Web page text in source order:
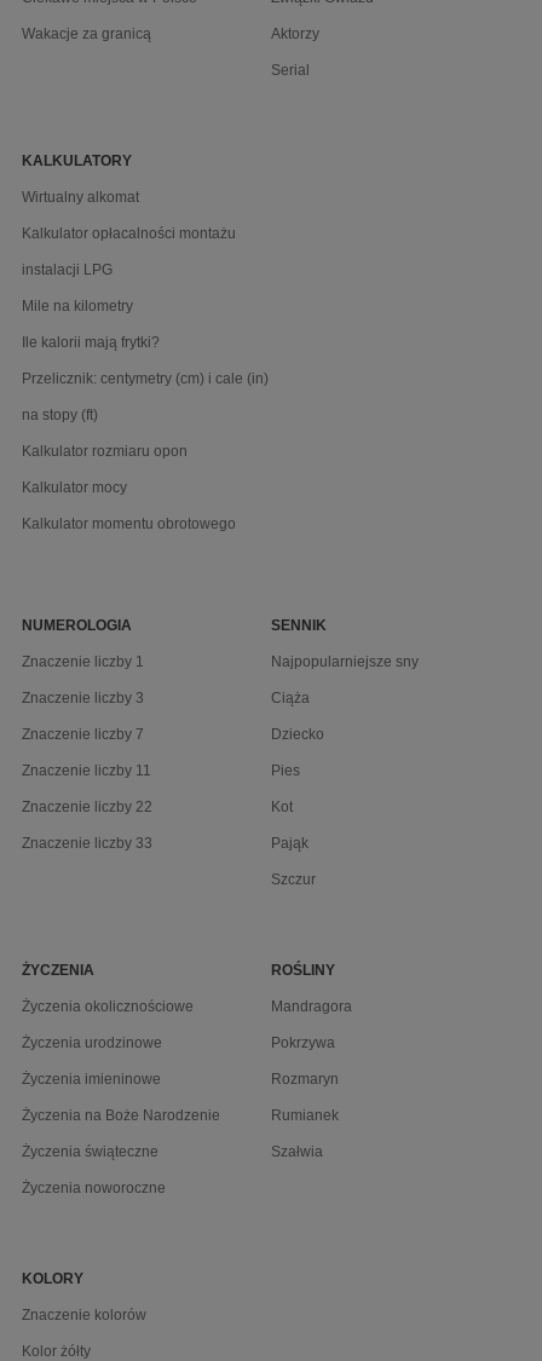
Wakacje za granicą Aktorzy
Serial
KALKULATORY
Wirtualny alkomat
Kalkulator opłacalności montażu
instalacji LPG
Mile na kilometry
Ile kalorii mają frytki?
Przelicznik: centymetry (cm) i cale (in)
na stopy (ft)
Kalkulator rozmiaru opon
Kalkulator mocy
Kalkulator momentu obrotowego
NUMEROLOGIA
Znaczenie liczby 1
Znaczenie liczby 3
Znaczenie liczby 7
Znaczenie liczby 11
Znaczenie liczby 22
Znaczenie liczby 33
SENNIK
Najpopularniejsze sny
Ciąża
Dziecko
Pies
Kot
Pająk
Szczur
ŻYCZENIA
Życzenia okolicznościowe
Życzenia urodzinowe
Życzenia imieninowe
Życzenia na Boże Narodzenie
Życzenia świąteczne
Życzenia noworoczne
ROŚLINY
Mandragora
Pokrzywa
Rozmaryn
Rumianek
Szałwia
KOLORY
Znaczenie kolorów
Kolor żółty